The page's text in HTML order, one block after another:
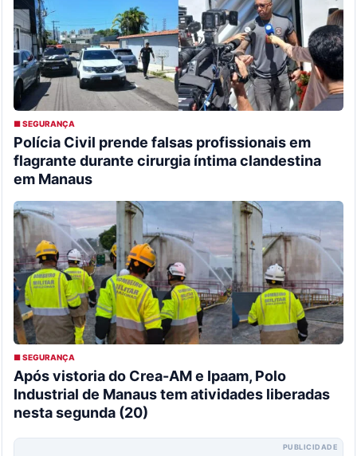
■ SEGURANÇA
Polícia Civil prende falsas profissionais em
flagrante durante cirurgia íntima clandestina
em Manaus
■ SEGURANÇA
Após vistoria do Crea-AM e Ipaam, Polo
Industrial de Manaus tem atividades liberadas
nesta segunda (20)
PUBLICIDADE